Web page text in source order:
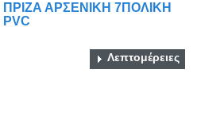
ΠΡΙΖΑ ΑΡΣΕΝΙΚΗ 7ΠΟΛΙΚΗ
PVC
Λεπτομέρειες